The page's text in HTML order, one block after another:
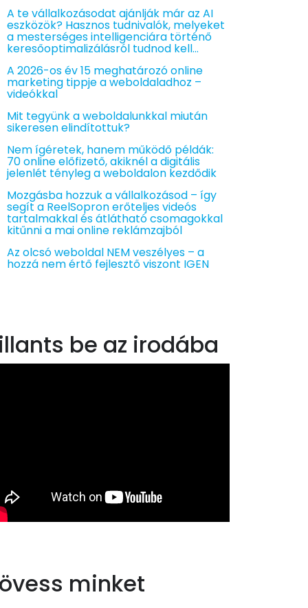
A te vállalkozásodat ajánlják már az AI
eszközök? Hasznos tudnivalók, melyeket
a mesterséges intelligenciára történő
keresőoptimalizálásról tudnod kell…
A 2026-os év 15 meghatározó online
marketing tippje a weboldaladhoz –
videókkal
Mit tegyünk a weboldalunkkal miután
sikeresen elindítottuk?
Nem ígéretek, hanem működő példák:
70 online előfizető, akiknél a digitális
jelenlét tényleg a weboldalon kezdődik
Mozgásba hozzuk a vállalkozásod – így
segít a ReelSopron erőteljes videós
tartalmakkal és átlátható csomagokkal
kitűnni a mai online reklámzajból
Az olcsó weboldal NEM veszélyes – a
hozzá nem értő fejlesztő viszont IGEN
be az irodába
minket